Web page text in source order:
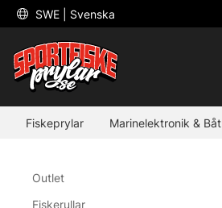
SWE | Svenska
Fiskeprylar Marinelektronik & Båt
Outlet
Fiskerullar